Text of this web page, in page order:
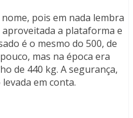
pois em nada lembra
a plataforma e
é o mesmo do 500, de
mas na época era
de 440 kg. A segurança,
em conta.